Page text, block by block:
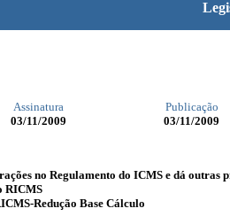
Assinatura
Publicação
03/11/2009 03/11/2009
no Regulamento do ICMS e dá outras
RICMS
Redução Base Cálculo